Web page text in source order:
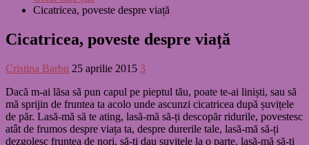
Cicatricea, poveste despre viață
Cicatricea, poveste despre viață
Cristina Barbu 25 aprilie 2015 3
Dacă m-ai lăsa să pun capul pe pieptul tău, poate te-ai liniști, sau să
mă sprijin de fruntea ta acolo unde ascunzi cicatricea după șuvițele
de păr. Lasă-mă să te ating, lasă-mă să-ți descopăr ridurile, povestesc
atât de frumos despre viața ta, despre durerile tale, lasă-mă să-ți
dezgolesc fruntea de nori, să-ți dau șuvițele la o parte, lasă-mă să-ți